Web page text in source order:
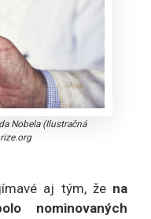
Nobela (Ilustračná
aj tým, že na
nominovaných